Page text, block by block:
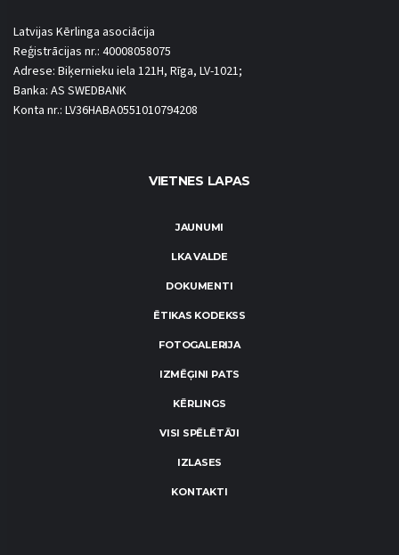
Latvijas Kērlinga asociācija
Reģistrācijas nr.: 40008058075
Adrese: Biķernieku iela 121H, Rīga, LV-1021;
Banka: AS SWEDBANK
Konta nr.: LV36HABA0551010794208
VIETNES LAPAS
JAUNUMI
LKA VALDE
DOKUMENTI
ĒTIKAS KODEKSS
FOTOGALERIJA
IZMĒĢINI PATS
KĒRLINGS
VISI SPĒLĒTĀJI
IZLASES
KONTAKTI